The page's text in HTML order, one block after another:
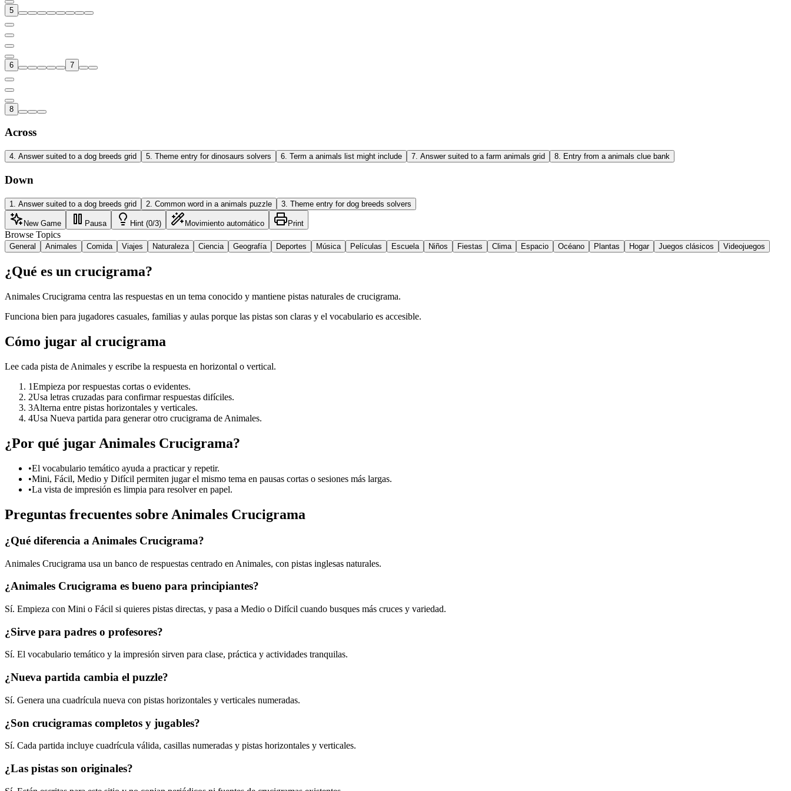
5
6 7
8
Across
4. Answer suited to a dog breeds grid 5. Theme entry for dinosaurs solvers 6. Term a animals list might include 7. Answer suited to a farm animals grid 8. Entry from a animals clue bank
Down
1 Answer suited to a dog breeds grid 2 Common word in a animals puzzle 3 Theme entry for dog breeds solvers
New Game Pausa Hint (0/3) Movimiento automático Print
Browse Topics
General Animales Comida Viajes Naturaleza Ciencia Geografía Deportes Música Películas Escuela Niños Fiestas Clima Espacio Océano Plantas Hogar Juegos clásicos Videojuegos
¿Qué es un crucigrama?
Animales Crucigrama centra las respuestas en un tema conocido y mantiene pistas naturales de crucigrama.
Funciona bien para jugadores casuales, familias y aulas porque las pistas son claras y el vocabulario es accesible.
Cómo jugar al crucigrama
Lee cada pista de Animales y escribe la respuesta en horizontal o vertical.
1Empieza por respuestas cortas o evidentes.
2Usa letras cruzadas para confirmar respuestas difíciles.
3Alterna entre pistas horizontales y verticales.
4Usa Nueva partida para generar otro crucigrama de Animales.
¿Por qué jugar Animales Crucigrama?
•El vocabulario temático ayuda a practicar y repetir.
•Mini, Fácil, Medio y Difícil permiten jugar el mismo tema en pausas cortas o sesiones más largas.
•La vista de impresión es limpia para resolver en papel.
Preguntas frecuentes sobre Animales Crucigrama
¿Qué diferencia a Animales Crucigrama?
Animales Crucigrama usa un banco de respuestas centrado en Animales, con pistas inglesas naturales.
¿Animales Crucigrama es bueno para principiantes?
Sí. Empieza con Mini o Fácil si quieres pistas directas, y pasa a Medio o Difícil cuando busques más cruces y variedad.
¿Sirve para padres o profesores?
Sí. El vocabulario temático y la impresión sirven para clase, práctica y actividades tranquilas.
¿Nueva partida cambia el puzzle?
Sí. Genera una cuadrícula nueva con pistas horizontales y verticales numeradas.
¿Son crucigramas completos y jugables?
Sí. Cada partida incluye cuadrícula válida, casillas numeradas y pistas horizontales y verticales.
¿Las pistas son originales?